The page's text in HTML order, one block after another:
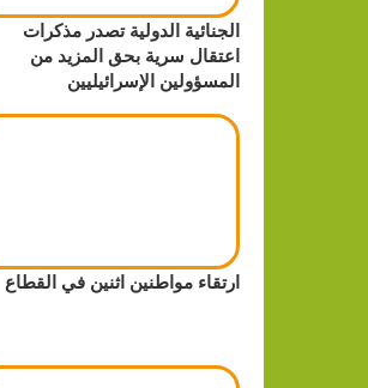
الجنائية الدولية تصدر مذكرات
اعتقال سرية بحق المزيد من
المسؤولين الإسرائيليين
ارتقاء مواطنين اثنين في القطاع